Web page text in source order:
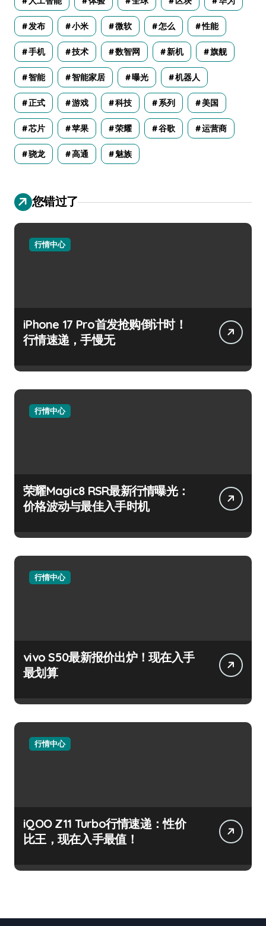
发布 小米 微软 怎么 性能
手机 技术 数智网 新机 旗舰
智能 智能家居 曝光 机器人
正式 游戏 科技 系列 美国
芯片 苹果 荣耀 谷歌 运营商
骁龙 高通 魅族
您错过了
行情中心
iPhone 17 Pro首发抢购倒计时！
行情速递，手慢无
行情中心
荣耀Magic8 RSR最新行情曝光：
价格波动与最佳入手时机
行情中心
vivo S50最新报价出炉！现在入手
最划算
行情中心
iQOO Z11 Turbo行情速递：性价
比王，现在入手最值！